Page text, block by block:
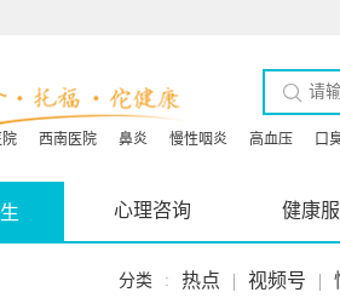
西南医院 鼻炎 慢性咽炎 高血压 口
心理咨询 健康
分类 : 热点 | 视频号 |